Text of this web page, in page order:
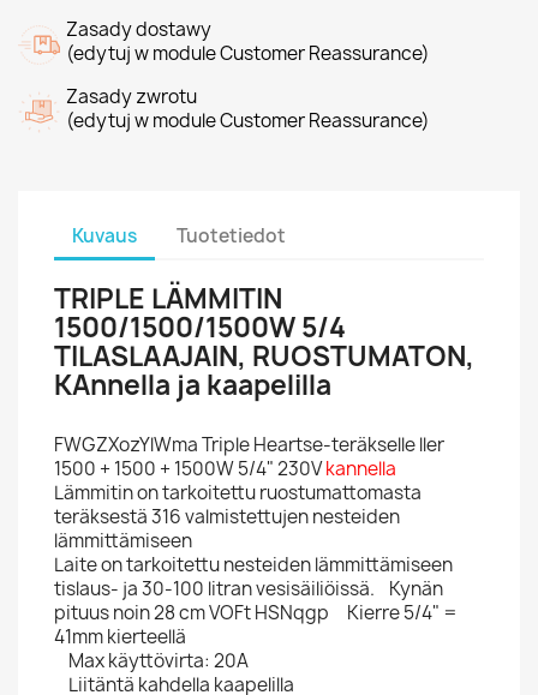
Zasady dostawy
(edytuj w module Customer Reassurance)
Zasady zwrotu
(edytuj w module Customer Reassurance)
Kuvaus Tuotetiedot
TRIPLE LÄMMITIN
1500/1500/1500W 5/4
TILASLAAJAIN, RUOSTUMATON,
KAnnella ja kaapelilla
FWGZXozYlWma Triple Heartse-teräkselle ller
1500 + 1500 + 1500W 5/4" 230Vkannella
Lämmitin on tarkoitettu ruostumattomasta
teräksestä 316 valmistettujen nesteiden
lämmittämiseen
Laite on tarkoitettu nesteiden lämmittämiseen
tislaus- ja 30-100 litran vesisäiliöissä. Kynän
pituus noin 28 cm VOFt HSNqgp Kierre 5/4" =
41mm kierteellä
Max käyttövirta: 20A
Liitäntä kahdella kaapelilla